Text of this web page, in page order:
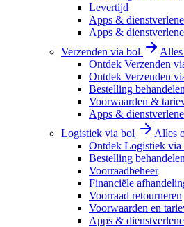
Levertijd
Apps &
Apps &
Verzenden via bol
Alles
Ontdek Verzenden
Ontdek Verzenden
Bestelling
Voorwaarden &
Apps &
Logistiek via bol
Alles
Ontdek Logistiek via
Bestelling
Voorraadbeheer
Financiële
Voorraad retourneren
Voorwaarden en
Apps &